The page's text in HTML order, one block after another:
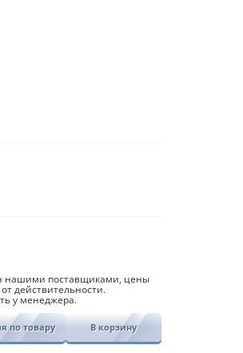
нашими поставщиками, цены
действительности.
у менеджера.
по товару В корзину